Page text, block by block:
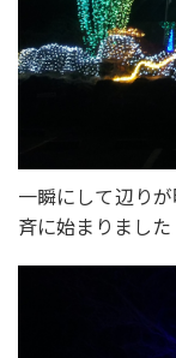
一瞬にして辺り
斉に始まりました